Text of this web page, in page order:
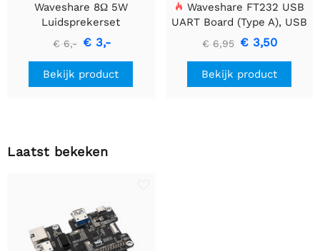
Waveshare 8Ω 5W
Luidsprekerset
€ 6,- € 3,-
Bekijk product
Waveshare FT232 USB
UART Board (Type A), USB
naar TTL (UART)
Communicatiemodule
€ 6,95 € 3,50
Bekijk product
Laatst bekeken